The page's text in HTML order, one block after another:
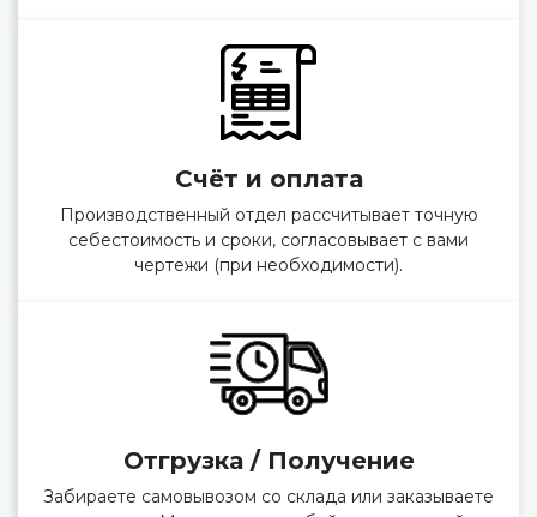
Счёт и оплата
Производственный отдел рассчитывает точную
себестоимость и сроки, согласовывает с вами
чертежи (при необходимости).
Отгрузка / Получение
Забираете самовывозом со склада или заказываете